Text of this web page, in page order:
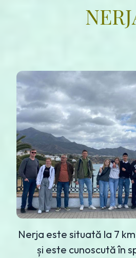
Nerja este situată la 7
și este cunoscută în